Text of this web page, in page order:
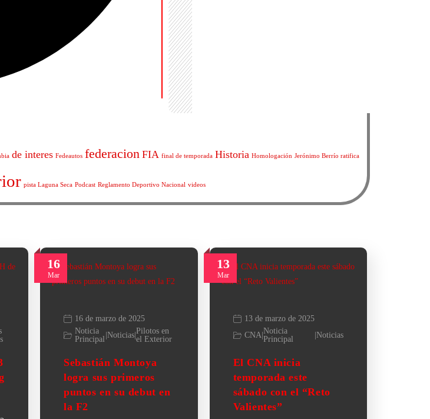
de interes Fedeautos federacion FIA final de temporada Historia Homologación Jerónimo Berrío ratifica
pista Laguna Seca Podcast Reglamento Deportivo Nacional videos
16
Mar
16 de marzo de 2025
Noticia
Principal Noticias| Pilotos en
el Exterior
Sebastián Montoya
logra sus primeros
puntos en su debut en
la F2
13
Mar
13 de marzo de 2025
CNA| Noticia
Principal
Noticias
El CNA inicia
temporada este
sábado con el “Reto
Valientes”